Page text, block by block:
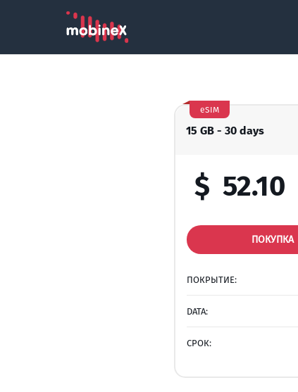
15 GB - 30 days
eSIM
$ 52.10
ПОКУПКА
ПОКРЫТИЕ:
DATA:
СРОК: